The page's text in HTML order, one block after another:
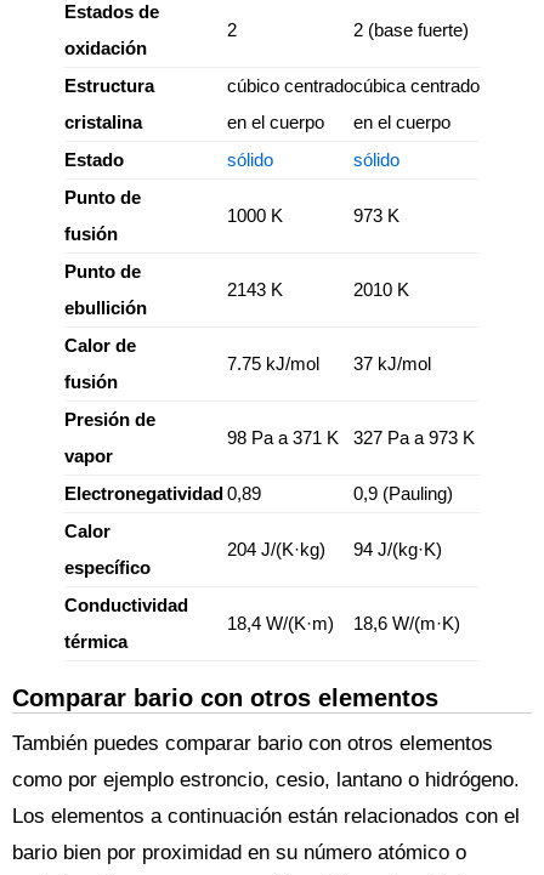
Estados de
oxidación
2 2 (base fuerte)
Estructura
cristalina
cúbico centrado
en el cuerpo
cúbica centrado
en el cuerpo
Estado
sólido
sólido
Punto de
fusión
1000 K 973 K
Punto de
ebullición
2143 K 2010 K
Calor de
fusión
7.75 kJ/mol 37 kJ/mol
Presión de
vapor
98 Pa a 371 K 327 Pa a 973 K
Electronegatividad0,89
0,9 (Pauling)
Calor
específico
204 J/(K·kg) 94 J/(kg·K)
Conductividad
térmica
18,4 W/(K·m) 18,6 W/(m·K)
Comparar bario con otros elementos
También puedes comparar bario con otros elementos
como por ejemplo estroncio, cesio, lantano o hidrógeno.
Los elementos a continuación están relacionados con el
bario bien por proximidad en su número atómico o